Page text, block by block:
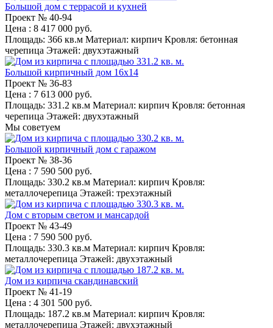
Большой дом с террасой и кухней
Проект № 40-94
Цена : 8 417 000 руб.
Площадь: 366 кв.м Материал: кирпич Кровля: бетонная
черепица Этажей: двухэтажный
Большой кирпичный дом 16x14
Проект № 36-83
Цена : 7 613 000 руб.
Площадь: 331.2 кв.м Материал: кирпич Кровля: бетонная
черепица Этажей: двухэтажный
Мы советуем
Большой кирпичный дом с гаражом
Проект № 38-36
Цена : 7 590 500 руб.
Площадь: 330.2 кв.м Материал: кирпич Кровля:
металлочерепица Этажей: трехэтажный
Дом с вторым светом и мансардой
Проект № 43-49
Цена : 7 590 500 руб.
Площадь: 330.3 кв.м Материал: кирпич Кровля:
металлочерепица Этажей: двухэтажный
Дом из кирпича скандинавский
Проект № 41-19
Цена : 4 301 500 руб.
Площадь: 187.2 кв.м Материал: кирпич Кровля:
металлочерепица Этажей: двухэтажный